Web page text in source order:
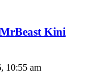
Kini
10:55 am